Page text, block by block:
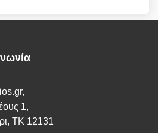
1,
ΤΚ 12131